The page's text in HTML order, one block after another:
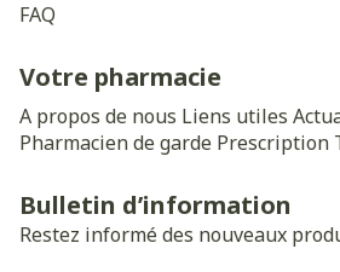
FAQ
Votre pharmacie
A propos de nous Liens utiles
Pharmacien de garde Prescription
Bulletin d’information
Restez informé des nouveaux